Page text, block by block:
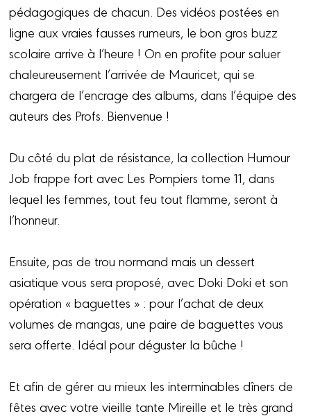
pédagogiques de chacun. Des vidéos postées en
ligne aux vraies fausses rumeurs, le bon gros buzz
scolaire arrive à l’heure ! On en profite pour saluer
chaleureusement l’arrivée de Mauricet, qui se
chargera de l’encrage des albums, dans l’équipe des
auteurs des Profs. Bienvenue !
Du côté du plat de résistance, la collection Humour
Job frappe fort avec Les Pompiers tome 11, dans
lequel les femmes, tout feu tout flamme, seront à
l’honneur.
Ensuite, pas de trou normand mais un dessert
asiatique vous sera proposé, avec Doki Doki et son
opération « baguettes » : pour l’achat de deux
volumes de mangas, une paire de baguettes vous
sera offerte. Idéal pour déguster la bûche !
Et afin de gérer au mieux les interminables dîners de
fêtes avec votre vieille tante Mireille et le très grand